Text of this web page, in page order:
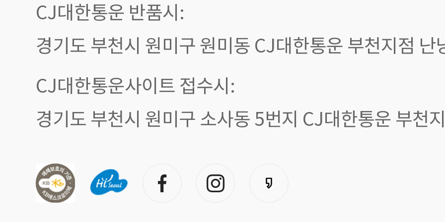
CJ대한통운 반품시:
경기도 부천시 원미구 원미동 CJ대한통운 부천지점 난
CJ대한통운사이트 접수시:
경기도 부천시 원미구 소사동 5번지 CJ대한통운 부천